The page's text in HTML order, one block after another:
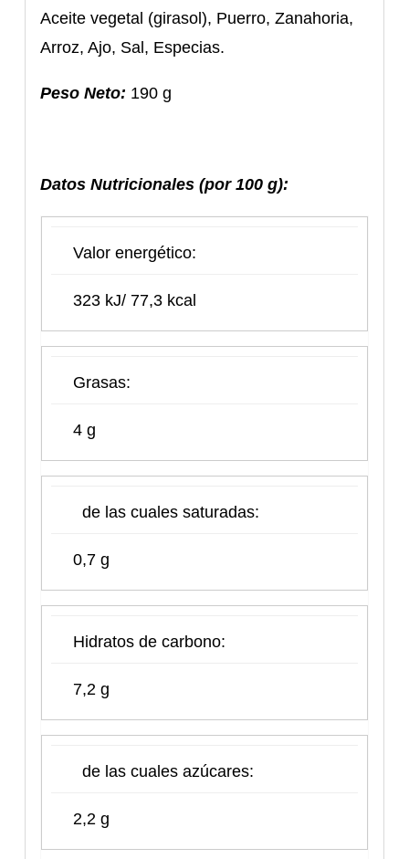
Aceite vegetal (girasol), Puerro, Zanahoria,
Arroz, Ajo, Sal, Especias.
Peso Neto: 190 g
Datos Nutricionales (por 100 g):
Valor energético:
323 kJ/ 77,3 kcal
Grasas:
4 g
de las cuales saturadas:
0,7 g
Hidratos de carbono:
7,2 g
de las cuales azúcares:
2,2 g